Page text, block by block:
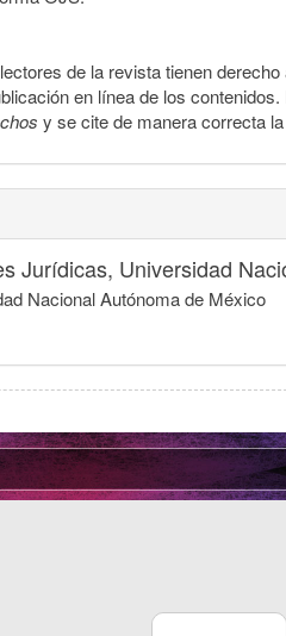
de la revista tienen
en línea de los
y se cite de manera correcta
Jurídicas, Universidad
Nacional Autónoma de México